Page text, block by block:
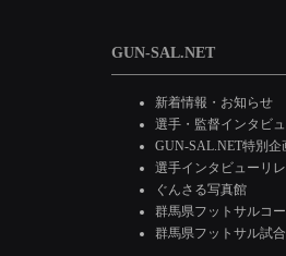
GUN-SAL.NET
新着情報・お知らせ
選手・監督インタビ
GUN-SAL.NET特別企
選手インタビューリ
ぐんさる写真館
群馬県フットサルコー
群馬県フットサル試